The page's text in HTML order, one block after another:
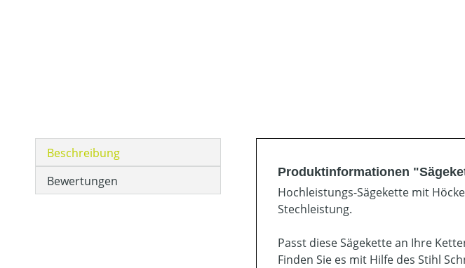
Beschreibung
Bewertungen
Produktinformationen
Hochleistungs-Sägekette mit
Stechleistung.
Passt diese Sägekette an Ihre
Finden Sie es mit Hilfe des Stihl